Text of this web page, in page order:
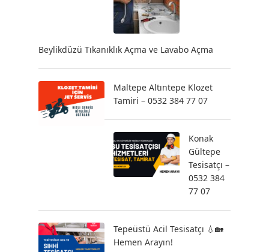
Beylikdüzü Tıkanıklık Açma ve Lavabo Açma
Maltepe Altıntepe Klozet
Tamiri – 0532 384 77 07
Konak
Gültepe
Tesisatçı –
0532 384
77 07
Tepeüstü Acil Tesisatçı 💧🏡
Hemen Arayın!